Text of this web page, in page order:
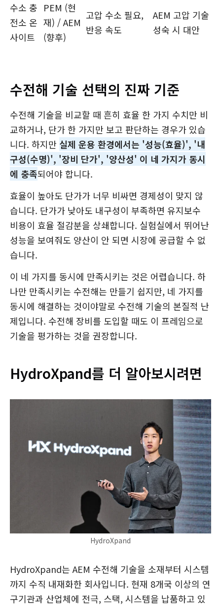
수소 충
전소 온
사이트
PEM (현
재) / AEM
(향후)
고압 수소 필요,
반응 속도
AEM 고압 기술
성숙 시 대안
수전해 기술 선택의 진짜 기준
수전해 기술을 비교할 때 흔히 효율 한 가지 수치만 비
교하거나, 단가 한 가지만 보고 판단하는 경우가 있습
니다. 하지만 실제 운용 환경에서는 '성능(효율)', '내
구성(수명)', '장비 단가', '양산성' 이 네 가지가 동시
에 충족되어야 합니다.
효율이 높아도 단가가 너무 비싸면 경제성이 맞지 않
습니다. 단가가 낮아도 내구성이 부족하면 유지보수
비용이 효율 절감분을 상쇄합니다. 실험실에서 뛰어난
성능을 보여줘도 양산이 안 되면 시장에 공급할 수 없
습니다.
이 네 가지를 동시에 만족시키는 것은 어렵습니다. 하
나만 만족시키는 수전해는 만들기 쉽지만, 네 가지를
동시에 해결하는 것이야말로 수전해 기술의 본질적 난
제입니다. 수전해 장비를 도입할 때도 이 프레임으로
기술을 평가하는 것을 권장합니다.
HydroXpand를 더 알아보시려면
HydroXpand
HydroXpand는 AEM 수전해 기술을 소재부터 시스템
까지 수직 내재화한 회사입니다. 현재 8개국 이상의 연
구기관과 산업체에 전극, 스택, 시스템을 납품하고 있